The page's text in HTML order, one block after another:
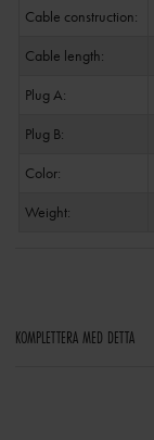
Cable construction:
Cable length:
Plug A:
Plug B:
Color:
Weight:
KOMPLETTERA MED DETTA